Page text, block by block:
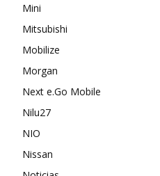
Mini
Mitsubishi
Mobilize
Morgan
Next e.Go Mobile
Nilu27
NIO
Nissan